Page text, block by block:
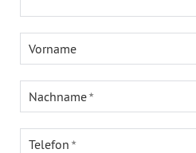
Vorname
Nachname
Telefon